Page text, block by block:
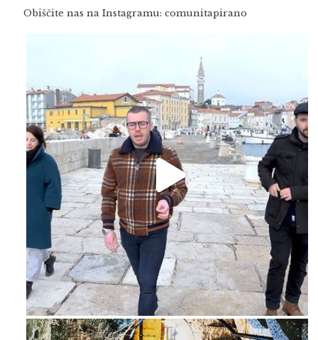
Obiščite nas na Instagramu: comunitapirano
Feb 16